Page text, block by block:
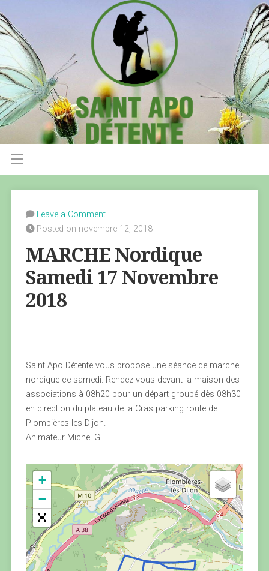
Leave a Comment
Posted on novembre 12, 2018
MARCHE Nordique
Samedi 17 Novembre
2018
Saint Apo Détente vous propose une séance de marche
nordique ce samedi. Rendez-vous devant la maison des
associations à 08h20 pour un départ groupé dès 08h30
en direction du plateau de la Cras parking route de
Plombières les Dijon.
Animateur Michel G.
+
−